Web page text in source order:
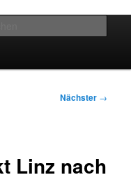
aus Innsbruck, Tirol, Österreich
Nächster →
Linz nach